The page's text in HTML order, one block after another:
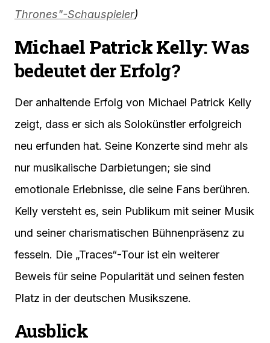
Thrones"-Schauspieler)
Michael Patrick Kelly: Was
bedeutet der Erfolg?
Der anhaltende Erfolg von Michael Patrick Kelly
zeigt, dass er sich als Solokünstler erfolgreich
neu erfunden hat. Seine Konzerte sind mehr als
nur musikalische Darbietungen; sie sind
emotionale Erlebnisse, die seine Fans berühren.
Kelly versteht es, sein Publikum mit seiner Musik
und seiner charismatischen Bühnenpräsenz zu
fesseln. Die „Traces“-Tour ist ein weiterer
Beweis für seine Popularität und seinen festen
Platz in der deutschen Musikszene.
Ausblick